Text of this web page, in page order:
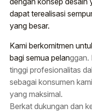
dapat terealisasi
yang besar.
Kami berkomitmen
bagi semua pelanggan.
tinggi profesionalitas
sebagai konsumen
yang maksimal.
Berkat dukungan dan